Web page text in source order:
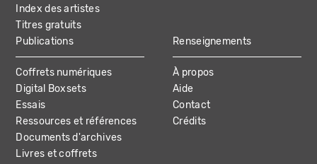
Index des artistes
Titres gratuits
Publications
Coffrets numériques
Digital Boxsets
Essais
Ressources et références
Documents d'archives
Livres et coffrets
Renseignements
À propos
Aide
Contact
Crédits